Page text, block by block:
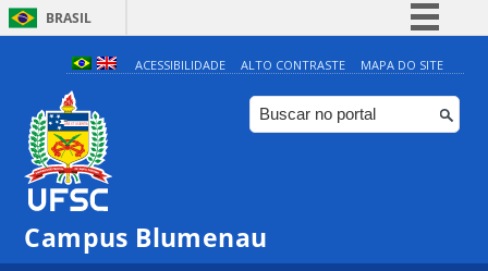
BRASIL
Simplifique!
Comunica BR
Participe
ACESSIBILIDADE ALTO CONTRASTE MAPA DO SITE
Campus Blumenau